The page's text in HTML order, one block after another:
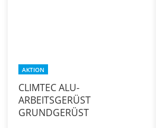
AKTION
CLIMTEC ALU-
ARBEITSGERÜST
GRUNDGERÜST